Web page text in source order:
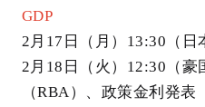
GDP
2月17日（月）13:30（日
2月18日（火）12:30（豪
（RBA）、政策金利発表